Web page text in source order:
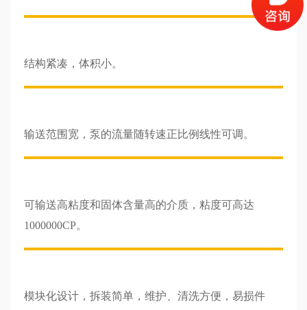
结构紧凑，体积小。
输送范围宽，泵的流量随转速正比例线性可调。
可输送高粘度和固体含量高的介质，粘度可高达
1000000CP。
模块化设计，拆装简单，维护、清洗方便，易损件